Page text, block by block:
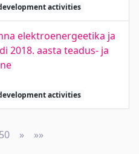
activities
elektroenergeetika ja
2018. aasta teadus- ja
activities
50 » Next
»»